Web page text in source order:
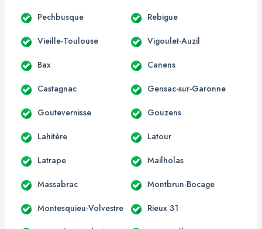
Pechbusque Rebigue
Vieille-Toulouse Vigoulet-Auzil
Bax Canens
Castagnac Gensac-sur-Garonne
Goutevernisse Gouzens
Lahitère Latour
Latrape Mailholas
Massabrac Montbrun-Bocage
Montesquieu-Volvestre Rieux 31